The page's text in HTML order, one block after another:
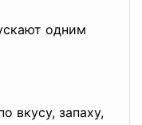
одним
вкусу, запаху,